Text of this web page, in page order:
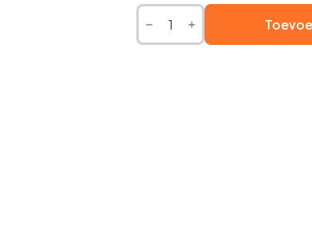
DAIKIN
EMURA
SILVER
4,2